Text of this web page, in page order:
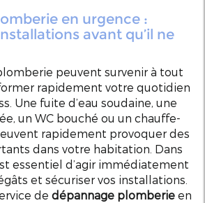
en urgence :
avant qu’il ne
peuvent survenir à tout
rapidement votre quotidien
Une fuite d’eau soudaine, une
un WC bouché ou un chauffe-
rapidement provoquer des
dans votre habitation. Dans
essentiel d’agir immédiatement
et sécuriser vos installations.
de dépannage plomberie en